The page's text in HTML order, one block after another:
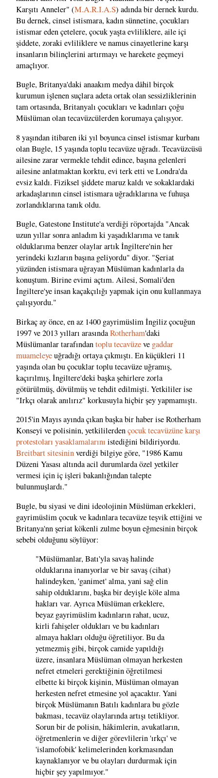
Karşıtı Anneler" (M.A.R.I.A.S) adında bir dernek kurdu.
Bu dernek, cinsel istismara, kadın sünnetine, çocukları
istismar eden çetelere, çocuk yaşta evliliklere, aile içi
şiddete, zoraki evliliklere ve namus cinayetlerine karşı
insanların bilinçlerini artırmayı ve harekete geçmeyi
amaçlıyor.
Bugle, Britanya'daki anaakım medya dâhil birçok
kurumun işlenen suçlara adeta ortak olan sessizliklerinin
tam ortasında, Britanyalı çocukları ve kadınları çoğu
Müslüman olan tecavüzcülerden korumaya çalışıyor.
8 yaşından itibaren iki yıl boyunca cinsel istismar kurbanı
olan Bugle, 15 yaşında toplu tecavüze uğradı. Tecavüzcüsü
ailesine zarar vermekle tehdit edince, başına gelenleri
ailesine anlatmaktan korktu, evi terk etti ve Londra'da
evsiz kaldı. Fiziksel şiddete maruz kaldı ve sokaklardaki
arkadaşlarının cinsel istismara uğradıklarına ve fuhuşa
zorlandıklarına tanık oldu.
Bugle, Gatestone Institute'a verdiği röportajda "Ancak
uzun yıllar sonra anladım ki yaşadıklarıma ve tanık
olduklarıma benzer olaylar artık İngiltere'nin her
yerindeki kızların başına geliyordu" diyor. "Şeriat
yüzünden istismara uğrayan Müslüman kadınlarla da
konuştum. Birine evimi açtım. Ailesi, Somali'den
İngiltere'ye insan kaçakçılığı yapmak için onu kullanmaya
çalışıyordu."
Birkaç ay önce, en az 1400 gayrimüslim İngiliz çocuğun
1997 ve 2013 yılları arasındaRotherham'daki
Müslümanlar tarafındantoplu tecavüzeve gaddar
muameleyeuğradığı ortaya çıkmıştı. En küçükleri 11
yaşında olan bu çocuklar toplu tecavüze uğramış,
kaçırılmış, İngiltere'deki başka şehirlere zorla
götürülmüş, dövülmüş ve tehdit edilmişti. Yetkililer ise
"Irkçı olarak anılırız" korkusuyla hiçbir şey yapmamıştı.
2015'in Mayıs ayında çıkan başka bir haber ise Rotherham
Konseyi ve polisinin, yetkililerdençocuk tecavüzüne karşı
protestoları yasaklamalarını istediğini bildiriyordu.
Breitbart sitesininverdiği bilgiye göre, "1986 Kamu
Düzeni Yasası altında acil durumlarda özel yetkiler
vermesi için iç işleri bakanlığından talepte
bulunmuşlardı."
Bugle, bu siyasi ve dini ideolojinin Müslüman erkekleri,
gayrimüslim çocuk ve kadınlara tecavüze teşvik ettiğini ve
Britanya'nn şeriat kökenli zulme boyun eğmesinin birçok
sebebi olduğunu söylüyor:
"Müslümanlar, Batı'yla savaş halinde
olduklarına inanıyorlar ve bir savaş (cihat)
halindeyken, 'ganimet' alma, yani sağ elin
sahip olduklarını, başka bir deyişle köle alma
hakları var. Ayrıca Müslüman erkeklere,
beyaz gayrimüslim kadınların rahat, ucuz,
kirli fahişeler oldukları ve bu kadınları
almaya hakları olduğu öğretiliyor. Bu da
yetmezmiş gibi, birçok camide yapıldığı
üzere, insanlara Müslüman olmayan herkesten
nefret etmeleri gerektiğinin öğretilmesi
elbette ki birçok kişinin, Müslüman olmayan
herkesten nefret etmesine yol açacaktır. Yani
birçok Müslümanın Batılı kadınlara bu gözle
bakması, tecavüz olaylarında artışı tetikliyor.
Sorun bir de polisin, hâkimlerin, avukatların,
öğretmenlerin ve diğer görevlilerin 'ırkçı' ve
'islamofobik' kelimelerinden korkmasından
kaynaklanıyor ve bu olayları durdurmak için
hiçbir şey yapılmıyor."